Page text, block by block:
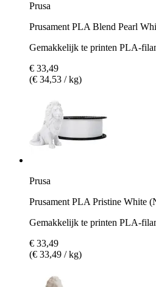
Prusa
Prusament PLA Blend Pearl
Gemakkelijk te printen PLA-
€ 33,49
(€ 34,53 / kg)
Prusa
Prusament PLA Pristine White
Gemakkelijk te printen PLA-
€ 33,49
(€ 33,49 / kg)